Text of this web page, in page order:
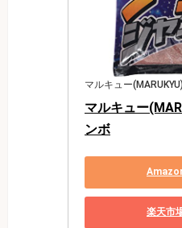
マルキュー(MARUKYU)
マルキュー
ンボ
楽天市